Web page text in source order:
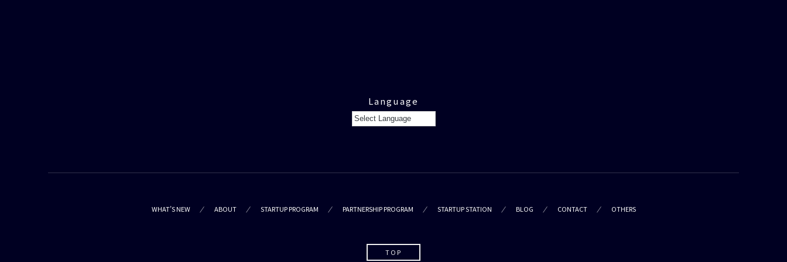
Language
WHAT’S NEW ABOUT STARTUP PROGRAM PARTNERSHIP PROGRAM STARTUP STATION BLOG CONTACT OTHERS
TOP